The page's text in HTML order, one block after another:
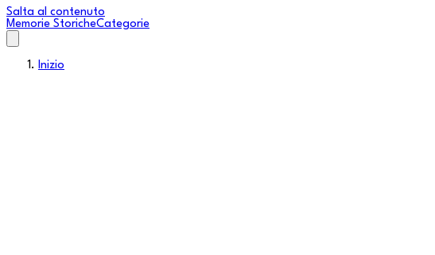
Salta al contenuto
Memorie StoricheCategorie
Inizio